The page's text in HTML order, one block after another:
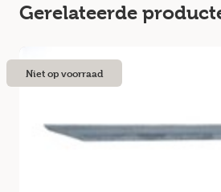
Gerelateerde
Niet op voorraad